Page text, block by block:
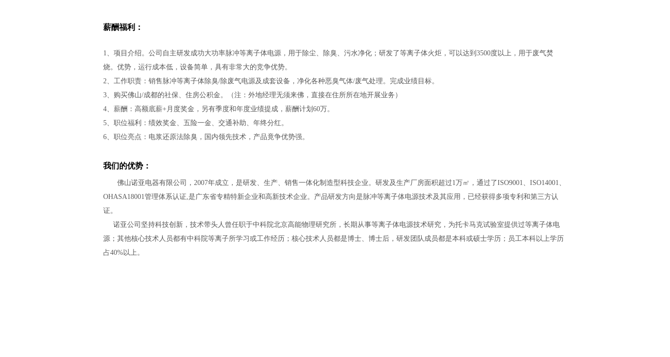
薪酬福利：
1、 项目介绍。公司自主研发成功大功率脉冲等离子体电源，用于除尘、除臭、污水净化；研发了等离子体火炬，可以达到3500度以上，用于废气焚
烧。优势，运行成本低，设备简单，具有非常大的竞争优势。
2、工作职责：销售脉冲等离子体除臭/除废气电源及成套设备，净化各种恶臭气体/废气处理。完成业绩目标。
3、购买佛山/成都的社保、住房公积金。（注：外地经理无须来佛，直接在住所所在地开展业务）
4、薪酬：高额底薪+月度奖金，另有季度和年度业绩提成，薪酬计划60万。
5、职位福利：绩效奖金、五险一金、交通补助、年终分红。
6、职位亮点：电浆还原法除臭，国内领先技术，产品竟争优势强。
我们的优势：
佛山诺亚电器有限公司，2007年成立，是研发、生产、销售一体化制造型科技企业。研发及生产厂房面积超过1万㎡，通过了ISO9001、ISO14001、
OHASA18001管理体系认证,是广东省专精特新企业和高新技术企业。产品研发方向是脉冲等离子体电源技术及其应用，已经获得多项专利和第三方认
证。
诺亚公司坚持科技创新，技术带头人曾任职于中科院北京高能物理研究所，长期从事等离子体电源技术研究，为托卡马克试验室提供过等离子体电
源；其他核心技术人员都有中科院等离子所学习或工作经历；核心技术人员都是博士、博士后，研发团队成员都是本科或硕士学历；员工本科以上学历
占40%以上。